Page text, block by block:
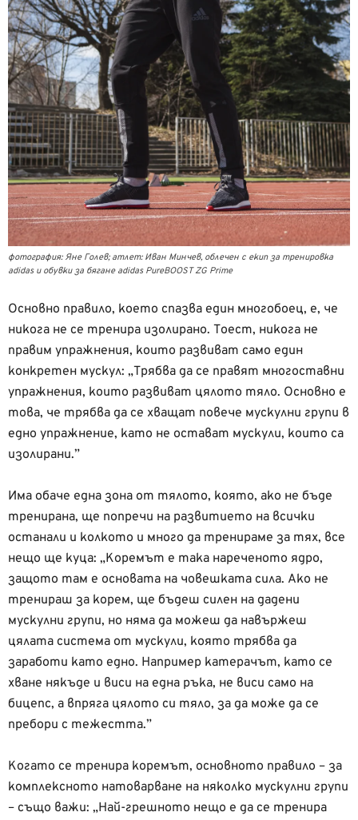
фотография: Яне Голев; атлет: Иван Минчев, облечен с екип за тренировка
adidas и обувки за бягане adidas PureBOOST ZG Prime
Основно правило, което спазва един многобоец, е, че
никога не се тренира изолирано. Тоест, никога не
правим упражнения, които развиват само един
конкретен мускул: „Трябва да се правят многоставни
упражнения, които развиват цялото тяло. Основно е
това, че трябва да се хващат повече мускулни групи в
едно упражнение, като не остават мускули, които са
изолирани.”
Има обаче една зона от тялото, която, ако не бъде
тренирана, ще попречи на развитието на всички
останали и колкото и много да тренираме за тях, все
нещо ще куца: „Коремът е така нареченото ядро,
защото там е основата на човешката сила. Ако не
тренираш за корем, ще бъдеш силен на дадени
мускулни групи, но няма да можеш да навържеш
цялата система от мускули, която трябва да
заработи като едно. Например катерачът, като се
хване някъде и виси на една ръка, не виси само на
бицепс, а впряга цялото си тяло, за да може да се
пребори с тежестта.”
Когато се тренира коремът, основното правило – за
комплексното натоварване на няколко мускулни групи
– също важи: „Най-грешното нещо е да се тренира